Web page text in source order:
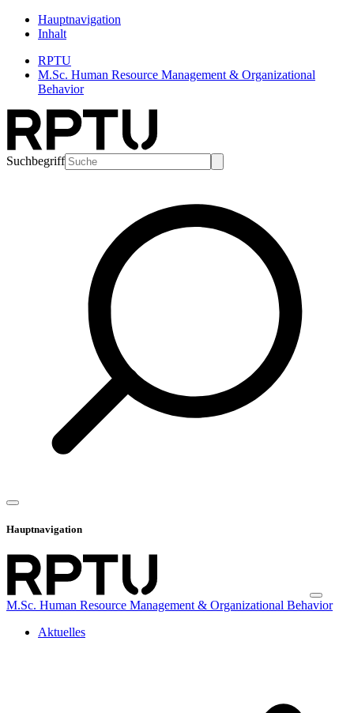
Hauptnavigation
Inhalt
RPTU
M.Sc. Human Resource Management & Organizational
Behavior
Suchbegriff
Hauptnavigation
M.Sc. Human Resource Management & Organizational Behavior
Aktuelles